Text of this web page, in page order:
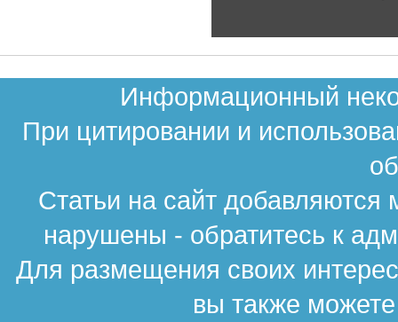
Информационный
При цитировании и
Статьи на сайт
нарушены - обратитесь к
Для размещения своих
вы также